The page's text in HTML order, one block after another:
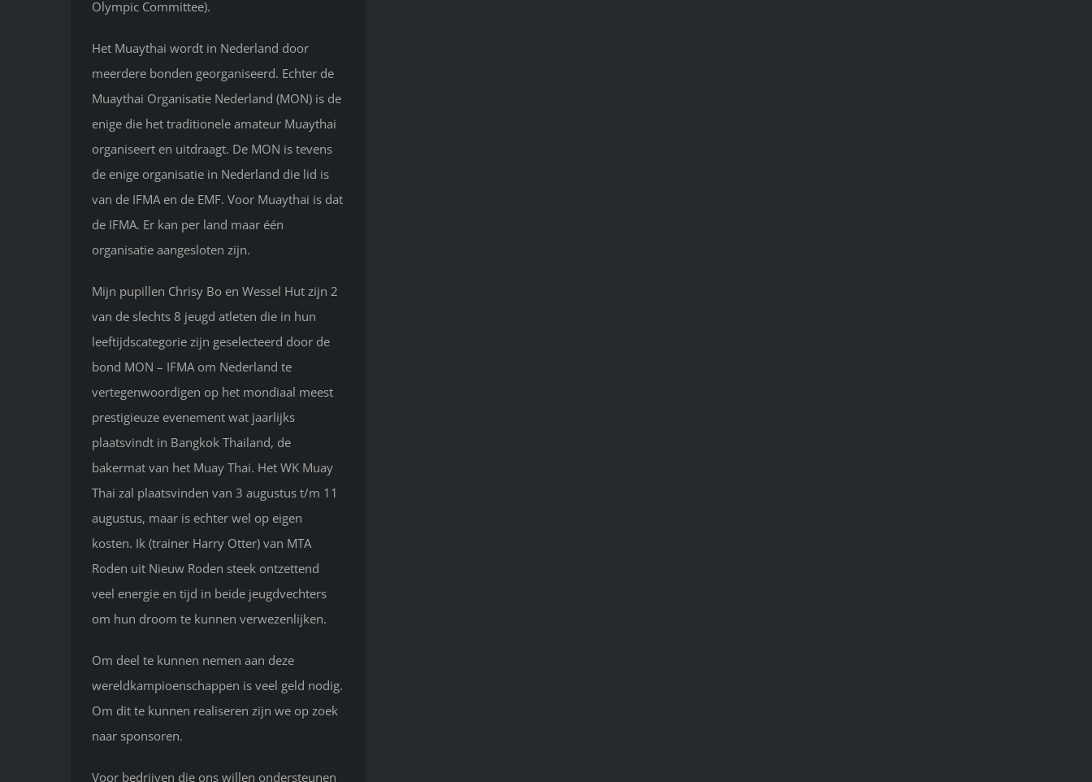
Olympic Committee).
Het Muaythai wordt in Nederland door
meerdere bonden georganiseerd. Echter de
Muaythai Organisatie Nederland (MON) is de
enige die het traditionele amateur Muaythai
organiseert en uitdraagt. De MON is tevens
de enige organisatie in Nederland die lid is
van de IFMA en de EMF. Voor Muaythai is dat
de IFMA. Er kan per land maar één
organisatie aangesloten zijn.
Mijn pupillen Chrisy Bo en Wessel Hut zijn 2
van de slechts 8 jeugd atleten die in hun
leeftijdscategorie zijn geselecteerd door de
bond MON – IFMA om Nederland te
vertegenwoordigen op het mondiaal meest
prestigieuze evenement wat jaarlijks
plaatsvindt in Bangkok Thailand, de
bakermat van het Muay Thai. Het WK Muay
Thai zal plaatsvinden van 3 augustus t/m 11
augustus, maar is echter wel op eigen
kosten. Ik (trainer Harry Otter) van MTA
Roden uit Nieuw Roden steek ontzettend
veel energie en tijd in beide jeugdvechters
om hun droom te kunnen verwezenlijken.
Om deel te kunnen nemen aan deze
wereldkampioenschappen is veel geld nodig.
Om dit te kunnen realiseren zijn we op zoek
naar sponsoren.
Voor bedrijven die ons willen ondersteunen